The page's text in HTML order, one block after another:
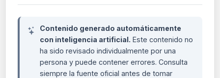
Contenido generado automáticamente
con inteligencia artificial. Este contenido no
ha sido revisado individualmente por una
persona y puede contener errores. Consulta
siempre la fuente oficial antes de tomar